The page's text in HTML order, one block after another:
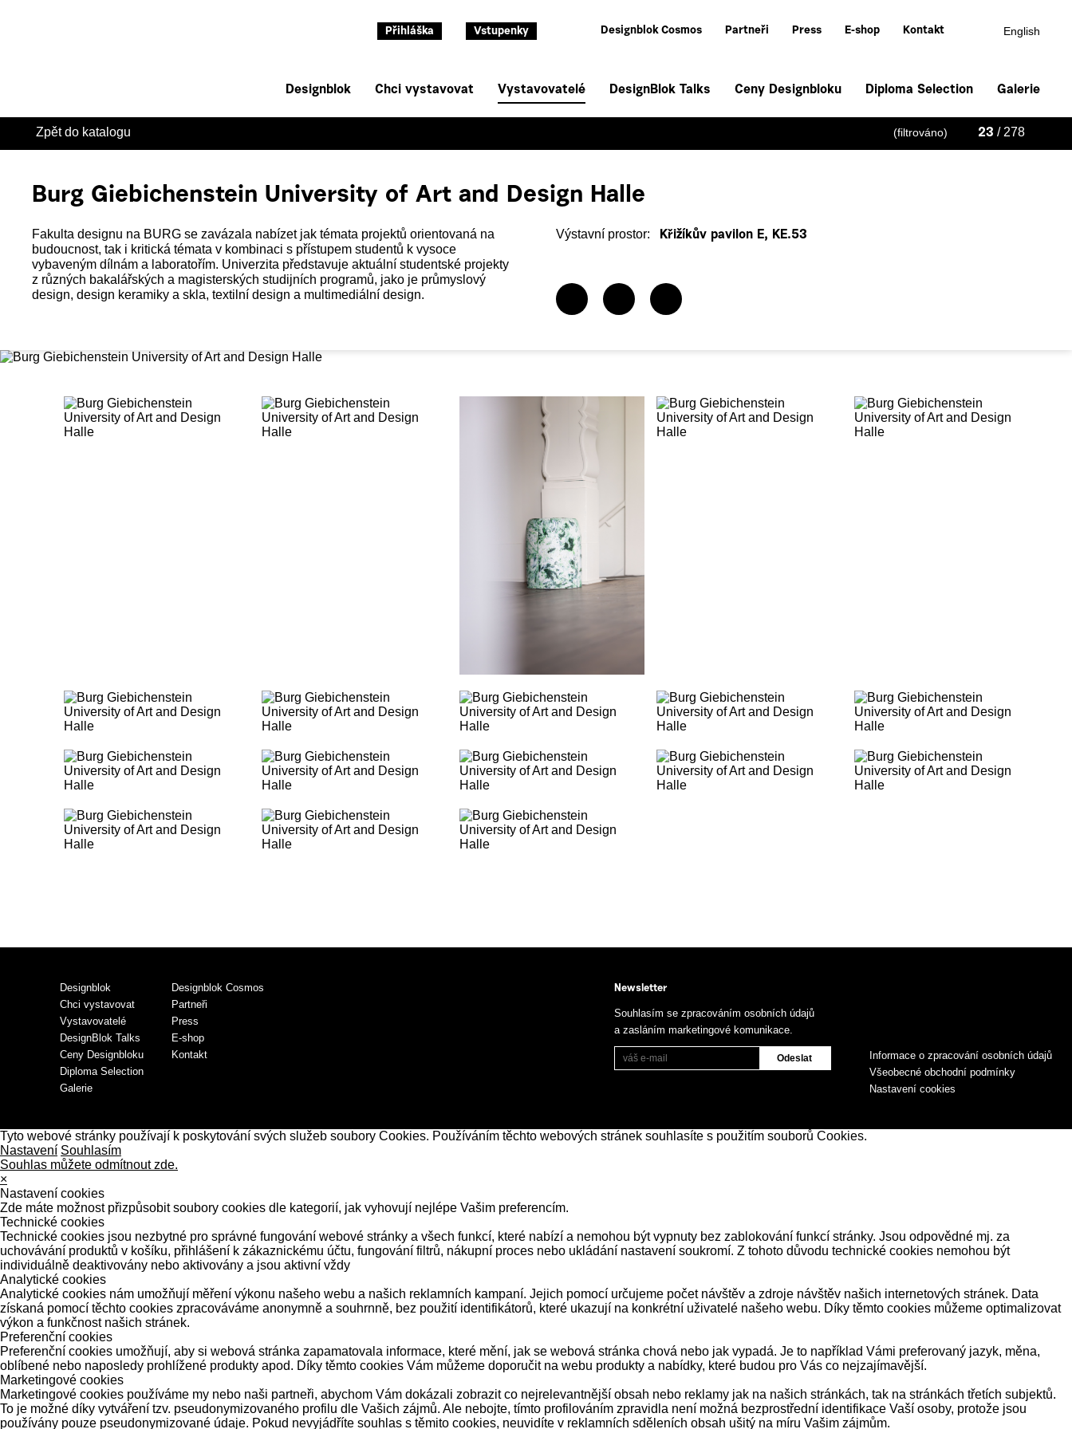
Přihláška Vstupenky Designblok Cosmos Partneři Press E-shop Kontakt English
Designblok Chci vystavovat Vystavovatelé DesignBlok Talks Ceny Designbloku Diploma Selection Galerie
Zpět do katalogu (filtrováno) 23 / 278
Burg Giebichenstein University of Art and Design Halle
Fakulta designu na BURG se zavázala nabízet jak témata projektů orientovaná na
budoucnost, tak i kritická témata v kombinaci s přístupem studentů k vysoce
vybaveným dílnám a laboratořím. Univerzita představuje aktuální studentské projekty
z různých bakalářských a magisterských studijních programů, jako je průmyslový
design, design keramiky a skla, textilní design a multimediální design.
Výstavní prostor: Křižíkův pavilon E, KE.53
Designblok
Chci vystavovat
Vystavovatelé
DesignBlok Talks
Ceny Designbloku
Diploma Selection
Galerie
Designblok Cosmos
Partneři
Press
E-shop
Kontakt
Informace o zpracování osobních údajů
Všeobecné obchodní podmínky
Nastavení cookies
Newsletter
Souhlasím se zpracováním osobních údajů
a zasláním marketingové komunikace.
Tyto webové stránky používají k poskytování svých služeb soubory Cookies. Používáním těchto webových stránek souhlasíte s použitím souborů Cookies.
Nastavení Souhlasím
Souhlas můžete odmítnout zde.
×
Nastavení cookies
Zde máte možnost přizpůsobit soubory cookies dle kategorií, jak vyhovují nejlépe Vašim preferencím.
Technické cookies
Technické cookies jsou nezbytné pro správné fungování webové stránky a všech funkcí, které nabízí a nemohou být vypnuty bez zablokování funkcí stránky. Jsou odpovědné mj. za
uchovávání produktů v košíku, přihlášení k zákaznickému účtu, fungování filtrů, nákupní proces nebo ukládání nastavení soukromí. Z tohoto důvodu technické cookies nemohou být
individuálně deaktivovány nebo aktivovány a jsou aktivní vždy
Analytické cookies
Analytické cookies nám umožňují měření výkonu našeho webu a našich reklamních kampaní. Jejich pomocí určujeme počet návštěv a zdroje návštěv našich internetových stránek. Data
získaná pomocí těchto cookies zpracováváme anonymně a souhrnně, bez použití identifikátorů, které ukazují na konkrétní uživatelé našeho webu. Díky těmto cookies můžeme optimalizovat
výkon a funkčnost našich stránek.
Preferenční cookies
Preferenční cookies umožňují, aby si webová stránka zapamatovala informace, které mění, jak se webová stránka chová nebo jak vypadá. Je to například Vámi preferovaný jazyk, měna,
oblíbené nebo naposledy prohlížené produkty apod. Díky těmto cookies Vám můžeme doporučit na webu produkty a nabídky, které budou pro Vás co nejzajímavější.
Marketingové cookies
Marketingové cookies používáme my nebo naši partneři, abychom Vám dokázali zobrazit co nejrelevantnější obsah nebo reklamy jak na našich stránkách, tak na stránkách třetích subjektů.
To je možné díky vytváření tzv. pseudonymizovaného profilu dle Vašich zájmů. Ale nebojte, tímto profilováním zpravidla není možná bezprostřední identifikace Vaší osoby, protože jsou
používány pouze pseudonymizované údaje. Pokud nevyjádříte souhlas s těmito cookies, neuvidíte v reklamních sděleních obsah ušitý na míru Vašim zájmům.